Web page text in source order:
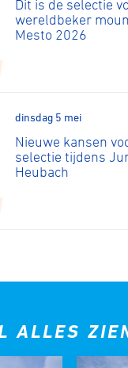
Dit is de selectie
wereldbeker
Mesto 2026
dinsdag 5 mei
Nieuwe kansen
selectie tijdens
Heubach
ALLES